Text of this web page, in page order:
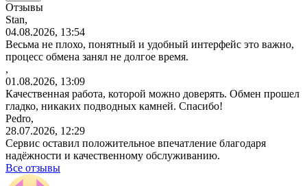
Отзывы
Stan,
04.08.2026, 13:54
Весьма не плохо, понятный и удобный интерфейс это важно,
процесс обмена занял не долгое время.
,
01.08.2026, 13:09
Качественная работа, которой можно доверять. Обмен прошел
гладко, никаких подводных камней. Спасибо!
Pedro,
28.07.2026, 12:29
Сервис оставил положительное впечатление благодаря
надёжности и качественному обслуживанию.
Все отзывы